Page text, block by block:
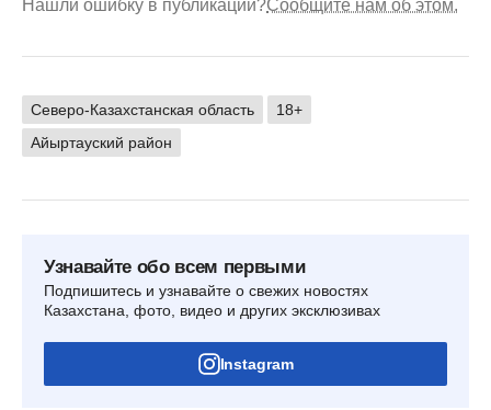
Нашли ошибку в публикации?Сообщите нам об этом.
Северо-Казахстанская область
18+
Айыртауский район
Узнавайте обо всем первыми
Подпишитесь и узнавайте о свежих новостях
Казахстана, фото, видео и других эксклюзивах
Instagram